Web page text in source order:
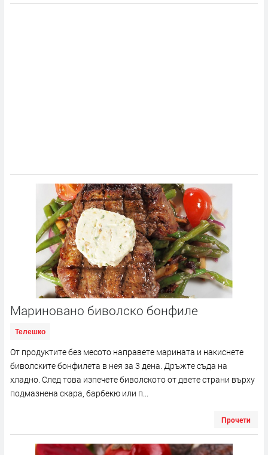
Мариновано биволско бонфиле
Телешко
От продуктите без месото направете марината и накиснете
биволските бонфилета в нея за 3 дена. Дръжте съда на
хладно. След това изпечете биволското от двете страни върху
подмазнена скара, барбекю или п...
Прочети